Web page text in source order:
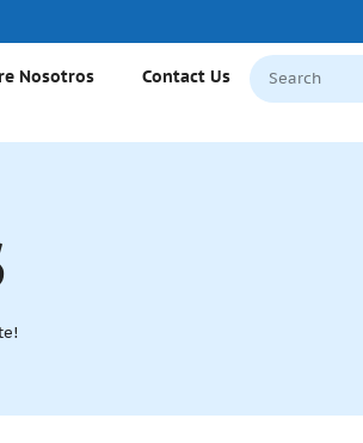
Nosotros Contact Us